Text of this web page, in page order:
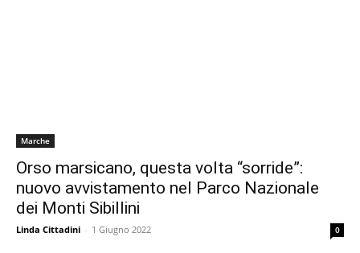
Marche
Orso marsicano, questa volta “sorride”:
nuovo avvistamento nel Parco Nazionale
dei Monti Sibillini
Linda Cittadini - 1 Giugno 2022 0